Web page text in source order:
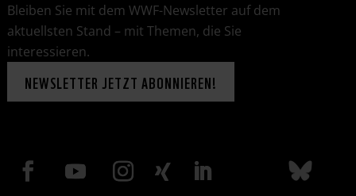
Bleiben Sie mit dem WWF-Newsletter auf dem
aktuellsten Stand – mit Themen, die Sie
interessieren.
NEWSLETTER JETZT ABONNIEREN!